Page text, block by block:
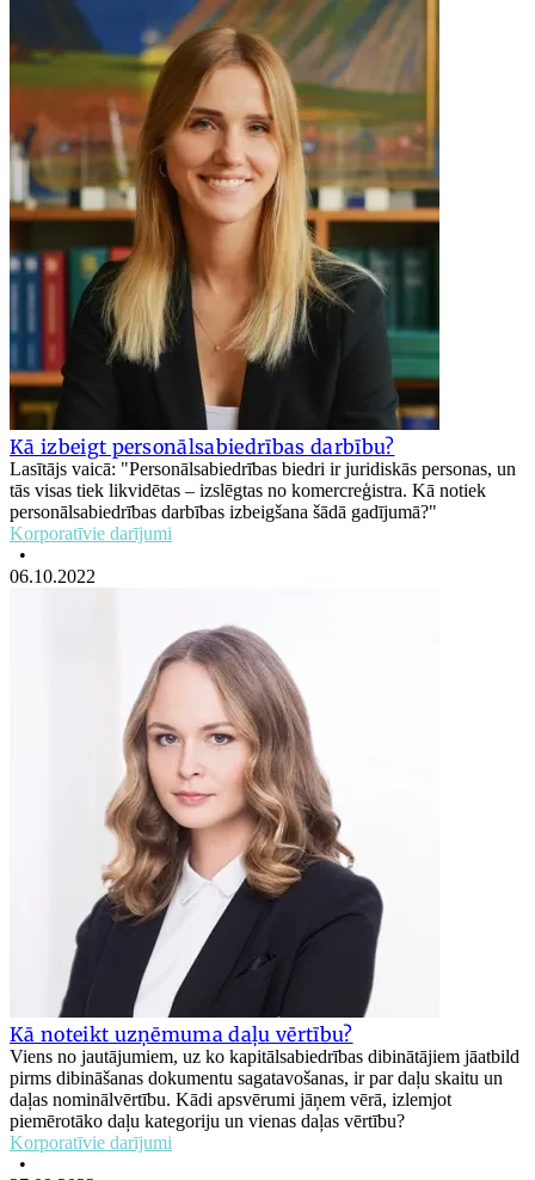
Kā izbeigt personālsabiedrības darbību?
Lasītājs vaicā: "Personālsabiedrības biedri ir juridiskās personas, un
tās visas tiek likvidētas – izslēgtas no komercreģistra. Kā notiek
personālsabiedrības darbības izbeigšana šādā gadījumā?"
Korporatīvie darījumi
•
06.10.2022
Kā noteikt uzņēmuma daļu vērtību?
Viens no jautājumiem, uz ko kapitālsabiedrības dibinātājiem jāatbild
pirms dibināšanas dokumentu sagatavošanas, ir par daļu skaitu un
daļas nominālvērtību. Kādi apsvērumi jāņem vērā, izlemjot
piemērotāko daļu kategoriju un vienas daļas vērtību?
Korporatīvie darījumi
•